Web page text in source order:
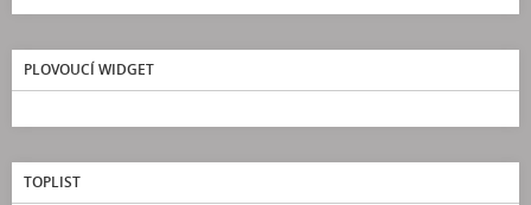
PLOVOUCÍ WIDGET
TOPLIST